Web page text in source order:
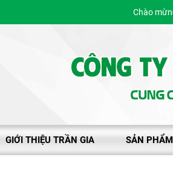
Chào mừng
GIỚI THIỆU TRẦN GIA SẢN PHẨM